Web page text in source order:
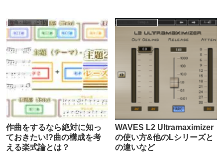
作曲・編曲・DTM
作曲をするなら絶対に知っ
ておきたい!?曲の構成を考
える楽式論とは？
WAVES L2 Ultramaximizer
の使い方&他のLシリーズと
の違いなど